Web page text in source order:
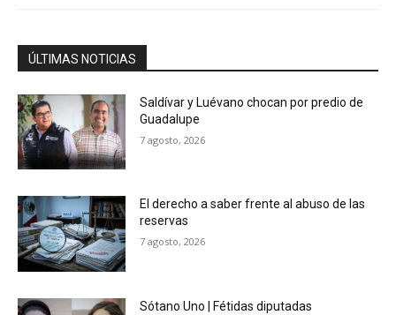
ÚLTIMAS NOTICIAS
Saldívar y Luévano chocan por predio de
Guadalupe
7 agosto, 2026
El derecho a saber frente al abuso de las
reservas
7 agosto, 2026
Sótano Uno | Fétidas diputadas